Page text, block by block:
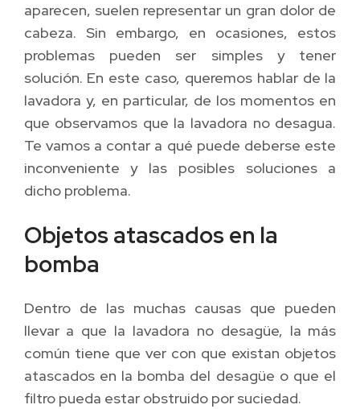
aparecen, suelen representar un gran dolor de
cabeza. Sin embargo, en ocasiones, estos
problemas pueden ser simples y tener
solución. En este caso, queremos hablar de la
lavadora y, en particular, de los momentos en
que observamos que la lavadora no desagua.
Te vamos a contar a qué puede deberse este
inconveniente y las posibles soluciones a
dicho problema.
Objetos atascados en la
bomba
Dentro de las muchas causas que pueden
llevar a que la lavadora no desagüe, la más
común tiene que ver con que existan objetos
atascados en la bomba del desagüe o que el
filtro pueda estar obstruido por suciedad.